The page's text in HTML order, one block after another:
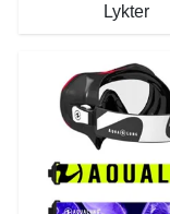
Lykter